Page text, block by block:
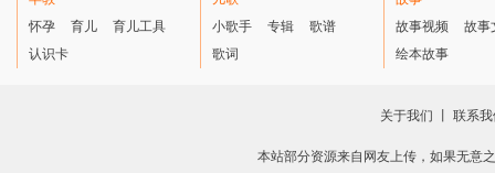
怀孕
育儿
育儿工具
认识卡
小歌手
专辑
歌谱
歌词
故事视频
故事
绘本故事
关于我们 联系
本站部分资源来自网友上传，如果无意